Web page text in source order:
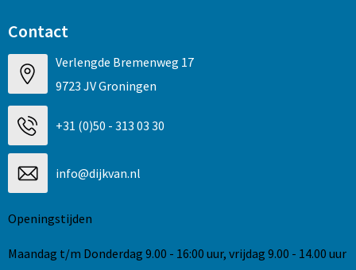
Contact
Verlengde Bremenweg 17
9723 JV Groningen
+31 (0)50 - 313 03 30
info@dijkvan.nl
Openingstijden
Maandag t/m Donderdag 9.00 - 16:00 uur, vrijdag 9.00 - 14.00 uur